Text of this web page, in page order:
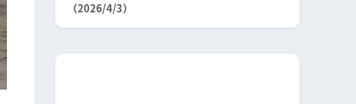
（2026/4/3）